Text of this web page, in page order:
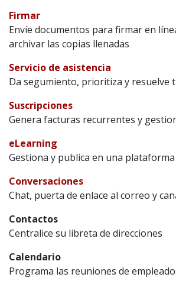
Firmar
Envíe documentos para firmar en
archivar las copias llenadas
Servicio de asistencia
Da segumiento, prioritiza y resuelve
Suscripciones
Genera facturas recurrentes y
eLearning
Gestiona y publica en una
Conversaciones
Chat, puerta de enlace al correo y
Contactos
Centralice su libreta de direcciones
Calendario
Programa las reuniones de